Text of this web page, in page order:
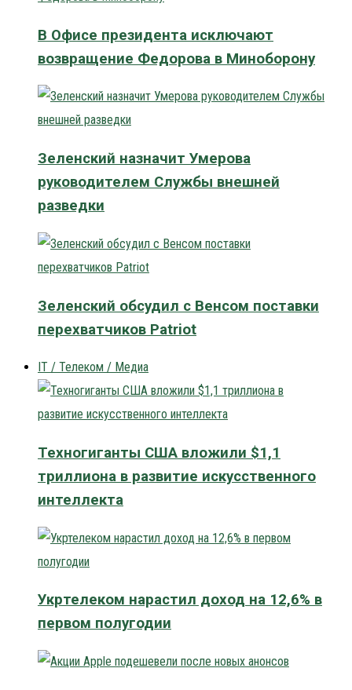
В Офисе президента исключают
возвращение Федорова в Миноборону
Зеленский назначит Умерова
руководителем Службы внешней
разведки
Зеленский обсудил с Венсом поставки
перехватчиков Patriot
IT / Телеком / Медиа
Техногиганты США вложили $1,1
триллиона в развитие искусственного
интеллекта
Укртелеком нарастил доход на 12,6% в
первом полугодии